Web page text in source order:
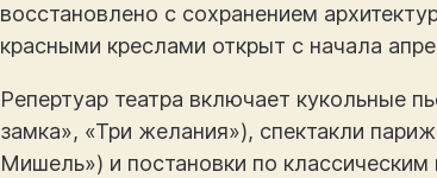
восстановлено с сохранением
красными креслами открыт с начала
Репертуар театра включает кукольные
замка», «Три желания»), спектакли
Мишель») и постановки по